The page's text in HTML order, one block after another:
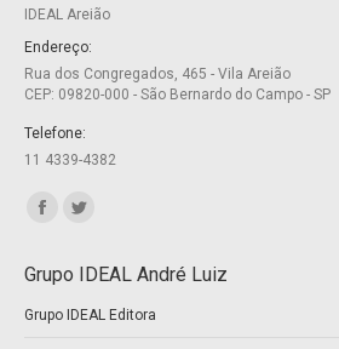
in
new
window
in
new
window
IDEAL Areião
Endereço:
Rua dos Congregados, 465 - Vila Areião
CEP: 09820-000 - São Bernardo do Campo - SP
Telefone:
11 4339-4382
Encontre-nos em:
opens
in
opens
in
Grupo IDEAL André Luiz
Grupo IDEAL Editora